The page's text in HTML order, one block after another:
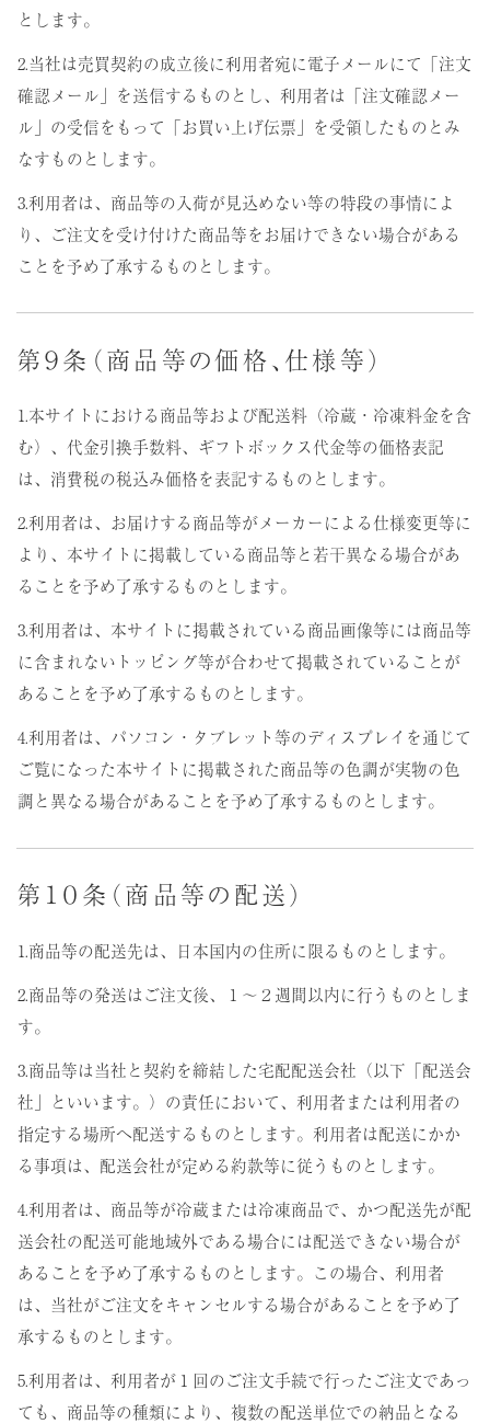
とします。
2.当社は売買契約の成立後に利用者宛に電子メールにて「注文
確認メール」を送信するものとし、利用者は「注文確認メー
ル」の受信をもって「お買い上げ伝票」を受領したものとみ
なすものとします。
3.利用者は、商品等の入荷が見込めない等の特段の事情によ
り、ご注文を受け付けた商品等をお届けできない場合がある
ことを予め了承するものとします。
第９条（商品等の価格、仕様等）
1.本サイトにおける商品等および配送料（冷蔵・冷凍料金を含
む）、代金引換手数料、ギフトボックス代金等の価格表記
は、消費税の税込み価格を表記するものとします。
2.利用者は、お届けする商品等がメーカーによる仕様変更等に
より、本サイトに掲載している商品等と若干異なる場合があ
ることを予め了承するものとします。
3.利用者は、本サイトに掲載されている商品画像等には商品等
に含まれないトッピング等が合わせて掲載されていることが
あることを予め了承するものとします。
4.利用者は、パソコン・タブレット等のディスプレイを通じて
ご覧になった本サイトに掲載された商品等の色調が実物の色
調と異なる場合があることを予め了承するものとします。
第１０条（商品等の配送）
1.商品等の配送先は、日本国内の住所に限るものとします。
2.商品等の発送はご注文後、１～２週間以内に行うものとしま
す。
3.商品等は当社と契約を締結した宅配配送会社（以下「配送会
社」といいます。）の責任において、利用者または利用者の
指定する場所へ配送するものとします。利用者は配送にかか
る事項は、配送会社が定める約款等に従うものとします。
4.利用者は、商品等が冷蔵または冷凍商品で、かつ配送先が配
送会社の配送可能地域外である場合には配送できない場合が
あることを予め了承するものとします。この場合、利用者
は、当社がご注文をキャンセルする場合があることを予め了
承するものとします。
5.利用者は、利用者が１回のご注文手続で行ったご注文であっ
ても、商品等の種類により、複数の配送単位での納品となる